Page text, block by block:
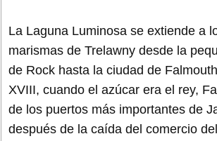
La Laguna Luminosa se extiende a
marismas de Trelawny desde la
de Rock hasta la ciudad de
XVIII, cuando el azúcar era el rey,
de los puertos más importantes de
después de la caída del comercio